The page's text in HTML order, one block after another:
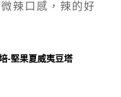
微辣 口感，辣的好